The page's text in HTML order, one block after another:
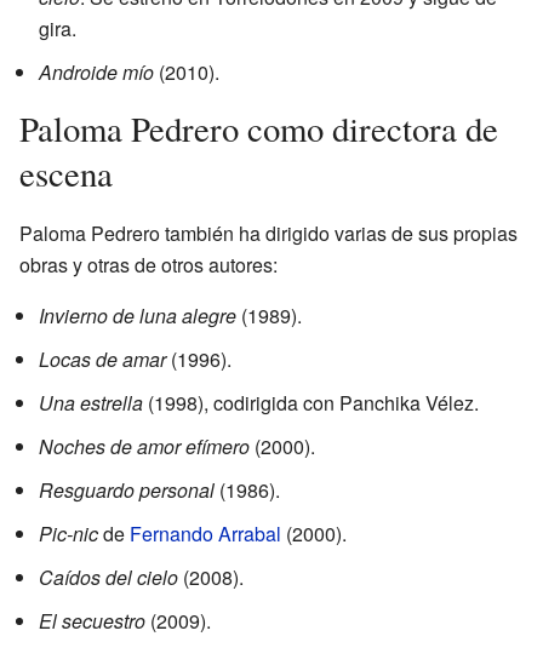
gira.
Androide mío (2010).
Paloma Pedrero como directora de
escena
Paloma Pedrero también ha dirigido varias de sus propias
obras y otras de otros autores:
Invierno de luna alegre (1989).
Locas de amar(1996).
Una estrella (1998), codirigida con Panchika Vélez.
Noches de amor efímero (2000).
Resguardo personal (1986).
Pic-nicde Fernando Arrabal (2000).
Caídos del cielo (2008).
El secuestro (2009).